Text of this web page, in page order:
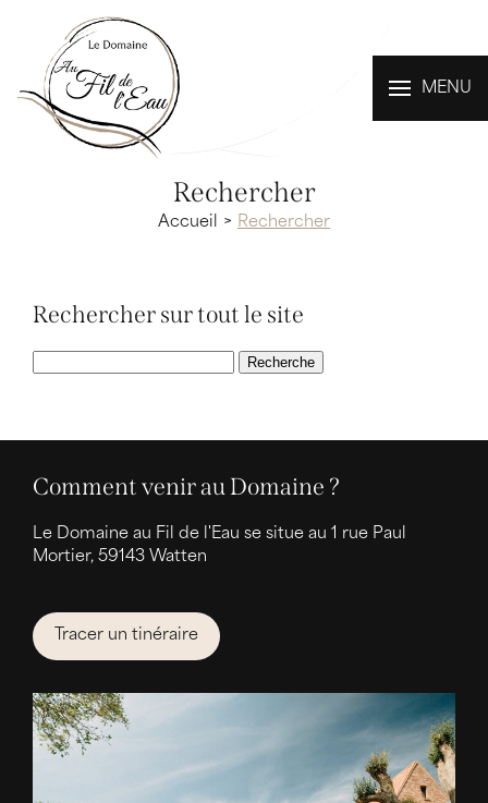
MENU
Rechercher
Accueil Rechercher
Rechercher sur tout le site
Comment venir au Domaine ?
Le Domaine au Fil de l'Eau se situe au 1 rue Paul
Mortier, 59143 Watten
Tracer un tinéraire